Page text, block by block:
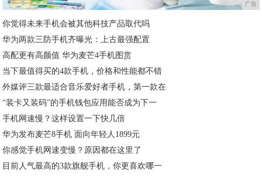
广告
你觉得未来手机会被其他科技产品取代吗
华为两款三防手机齐曝光：上古最强配置
高配更有高颜值 华为麦芒4手机图赏
当下最值得买的4款手机，价格和性能都不错
外媒评三款最适合音乐爱好者手机，第一款在
“装卡又装码”的手机钱包应用能否成为下一
手机网速慢？这样设置一下快几倍
华为发布麦芒8手机 面向年轻人1899元
你感觉手机网速变慢？原因都在这里了
目前人气最高的3款旗舰手机，你更喜欢哪一